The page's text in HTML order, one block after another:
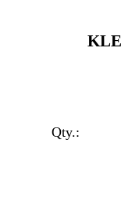
Qty.: